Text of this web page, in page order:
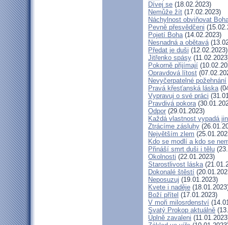
Dívej se (18.02.2023)
Nemůže žít (17.02.2023)
Náchylnost obviňovat
Pevně přesvědčeni
Pojetí Boha(14.02.2023)
Nesnadná a obětavá
Předat je duši (12.02.2023)
Jitřenko spásy
Pokorně přijímají
Opravdová lítost
Nevyčerpatelné požehnání
Pravá křesťanská láska
Vypravuj o své práci
Pravdivá pokora
Odpor (29.01.2023)
Každá vlastnost vypadá
Ztrácíme zásluhy
Největším zlem
Kdo se modlí a kdo se
Přináší smrt duši i tělu
Okolnosti (22.01.2023)
Starostlivost láska
Dokonalé štěstí
Neposuzuj (19.01.2023)
Kvete i naděje
Boží přítel (17.01.2023)
V moři milosrdenství
Svatý Prokop aktuálně
Úplně zavaleni